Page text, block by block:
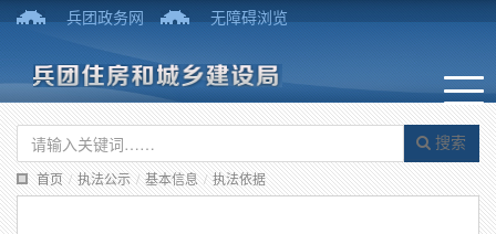
兵团政务网 无障碍浏览
搜索
首页 / 执法公示 / 基本信息 / 执法依据